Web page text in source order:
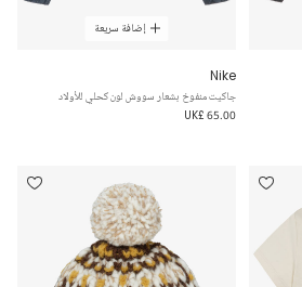
إضافة سريعة
Nike
جاكيت منفوخ بشعار سووش لون كحلي للأولاد
UK£ 65.00